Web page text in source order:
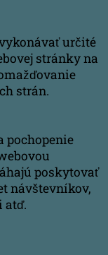
určité
stránky na
strán.
pochopenie
poskytovať
návštevníkov,
atď.